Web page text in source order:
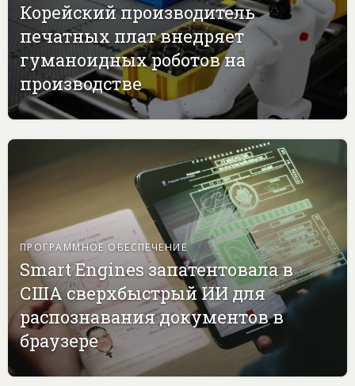
Корейский производитель
печатных плат внедряет
гуманоидных роботов на
производстве
ПРОГРАММНОЕ ОБЕСПЕЧЕНИЕ
Smart Engines запатентовала в
США сверхбыстрый ИИ для
распознавания документов в
браузере